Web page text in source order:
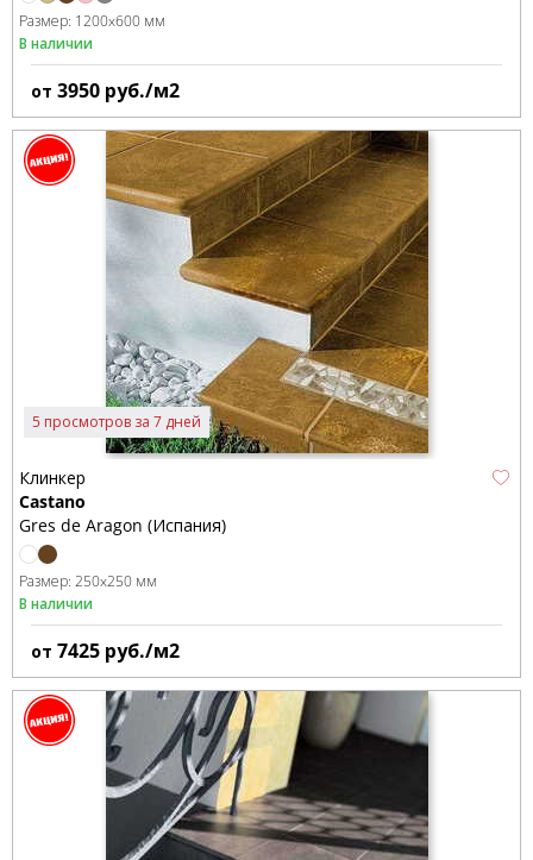
Размер: 1200x600 мм
В наличии
от 3950 руб./м2
5 просмотров за 7 дней
Клинкер
Castano
Gres de Aragon (Испания)
Размер: 250x250 мм
В наличии
от 7425 руб./м2